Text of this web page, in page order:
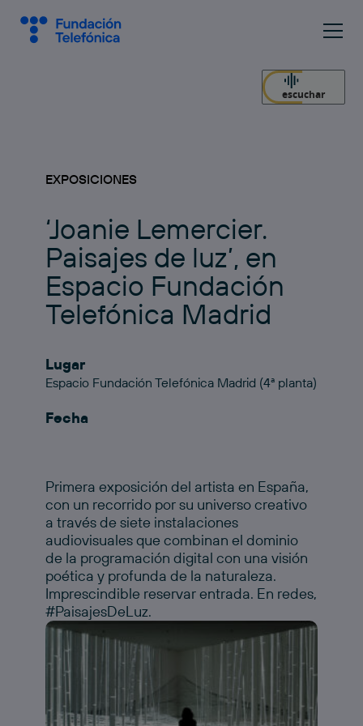
escuchar
EXPOSICIONES
‘Joanie Lemercier.
Paisajes de luz’, en
Espacio Fundación
Telefónica Madrid
Lugar
Espacio Fundación Telefónica Madrid (4ª planta)
Fecha
Primera exposición del artista en España,
con un recorrido por su universo creativo
a través de siete instalaciones
audiovisuales que combinan el dominio
de la programación digital con una visión
poética y profunda de la naturaleza.
Imprescindible reservar entrada. En redes,
#PaisajesDeLuz.